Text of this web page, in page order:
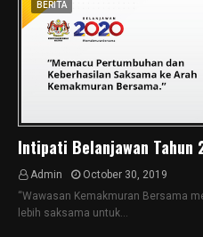
BERITA
Intipati Belanjawan Tahun
Admin
October 30, 2019
“Wawasan Kemakmuran Bersama
lebih saksama untuk…